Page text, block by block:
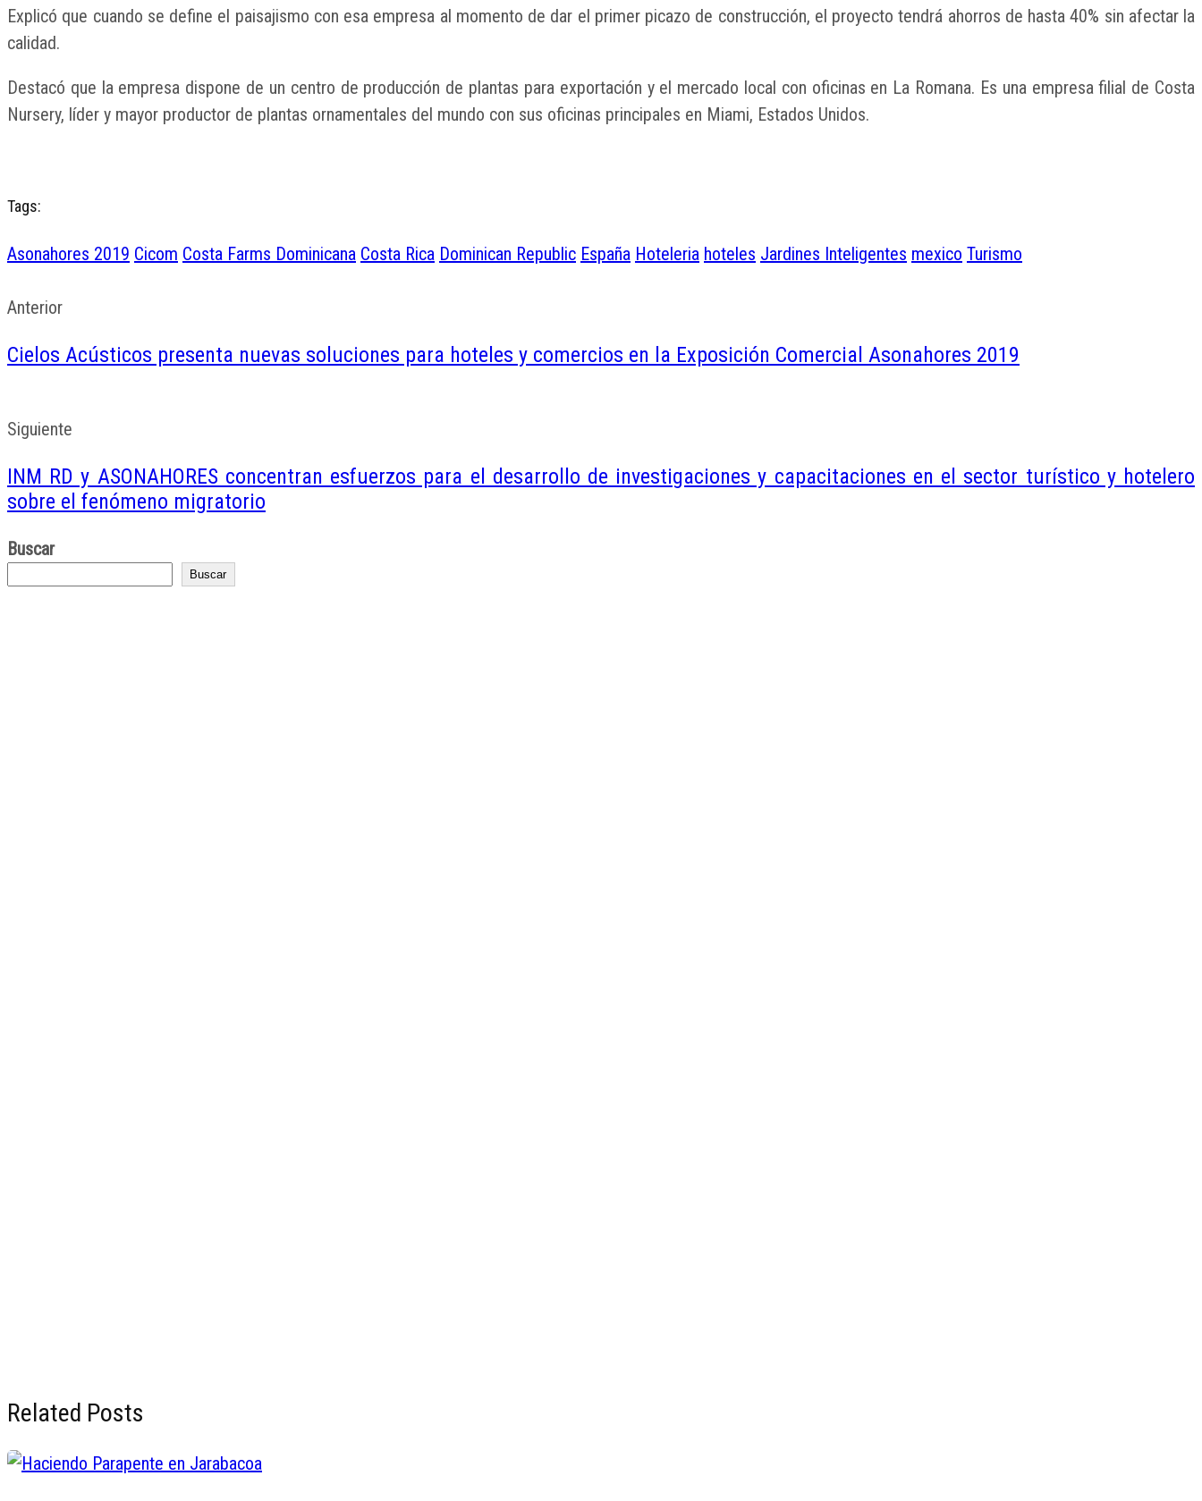
Explicó que cuando se define el paisajismo con esa empresa al momento de dar el primer picazo de construcción, el proyecto tendrá ahorros de hasta 40% sin afectar la
calidad.
Destacó que la empresa dispone de un centro de producción de plantas para exportación y el mercado local con oficinas en La Romana. Es una empresa filial de Costa
Nursery, líder y mayor productor de plantas ornamentales del mundo con sus oficinas principales en Miami, Estados Unidos.
Tags:
Asonahores 2019 Cicom Costa Farms Dominicana Costa Rica Dominican Republic España Hoteleria hoteles Jardines Inteligentes mexico Turismo
Anterior
Cielos Acústicos presenta nuevas soluciones para hoteles y comercios en la Exposición Comercial Asonahores 2019
Siguiente
INM RD y ASONAHORES concentran esfuerzos para el desarrollo de investigaciones y capacitaciones en el sector turístico y hotelero
sobre el fenómeno migratorio
Buscar
Buscar
Related Posts